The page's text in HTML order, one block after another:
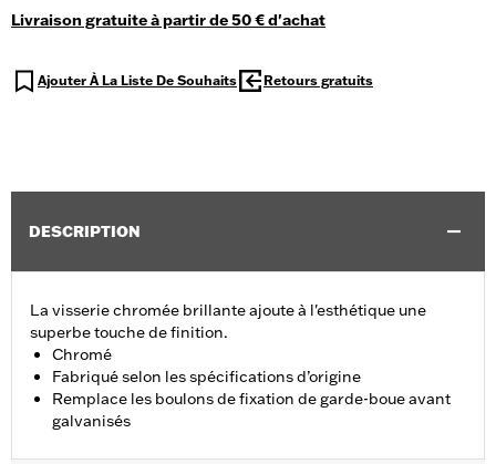
Livraison gratuite à partir de 50 € d'achat
Ajouter À La Liste De Souhaits Retours gratuits
DESCRIPTION
La visserie chromée brillante ajoute à l'esthétique une
superbe touche de finition.
Chromé
Fabriqué selon les spécifications d’origine
Remplace les boulons de fixation de garde-boue avant
galvanisés